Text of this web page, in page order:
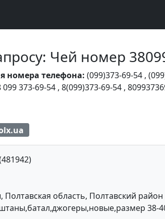
Чей номер
номера телефона: (099)373-69-54 ,
099 373-69-54 , 8(099)373-69-54 ,
Полтавская область, Полтавский район
38-